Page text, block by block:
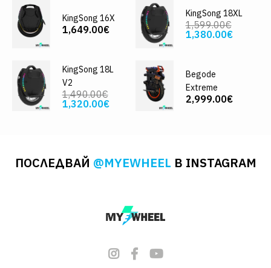
KingSong 16X
1,649.00€
KingSong 18XL
1,599.00€
1,380.00€
KingSong 18L
V2
1,490.00€
1,320.00€
Begode
Extreme
2,999.00€
ПОСЛЕДВАЙ @MYEWHEEL В INSTAGRAM